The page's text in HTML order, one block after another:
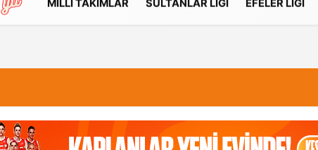
Künye
MILLI TAKIMLAR SULTANLAR LIGI EFELER LIGI